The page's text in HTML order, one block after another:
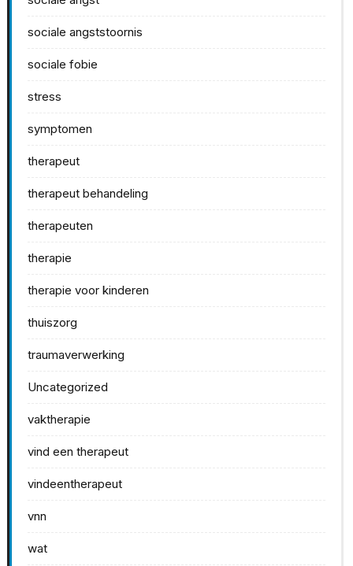
sociale angststoornis
sociale fobie
stress
symptomen
therapeut
therapeut behandeling
therapeuten
therapie
therapie voor kinderen
thuiszorg
traumaverwerking
Uncategorized
vaktherapie
vind een therapeut
vindeentherapeut
vnn
wat